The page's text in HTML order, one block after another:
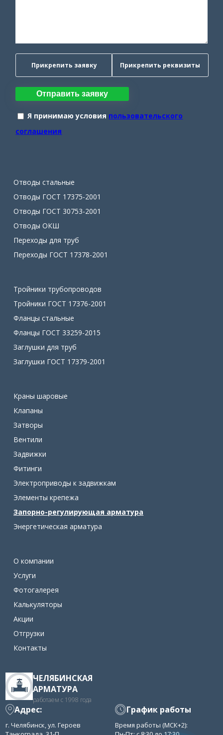
Прикрепить заявку Прикрепить реквизиты
Отправить заявку
Я принимаю условия пользовательского
соглашения
Отводы стальные
Отводы ГОСТ 17375-2001
Отводы ГОСТ 30753-2001
Отводы ОКШ
Переходы для труб
Переходы ГОСТ 17378-2001
Тройники трубопроводов
Тройники ГОСТ 17376-2001
Фланцы стальные
Фланцы ГОСТ 33259-2015
Заглушки для труб
Заглушки ГОСТ 17379-2001
Краны шаровые
Клапаны
Затворы
Вентили
Задвижки
Фитинги
Электроприводы к задвижкам
Элементы крепежа
Запорно-регулирующая арматура
Энергетическая арматура
О компании
Услуги
Фотогалерея
Калькуляторы
Акции
Отгрузки
Контакты
ЧЕЛЯБИНСКАЯ
АРМАТУРА
работаем с 1998 года
Адрес:
г. Челябинск, ул. Героев
График работы
Время работы (МСК+2):